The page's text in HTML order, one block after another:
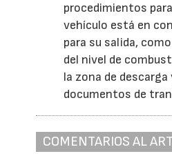
procedimientos
vehículo está en
para su salida,
del nivel de
la zona de
documentos de
COMENTARIOS AL